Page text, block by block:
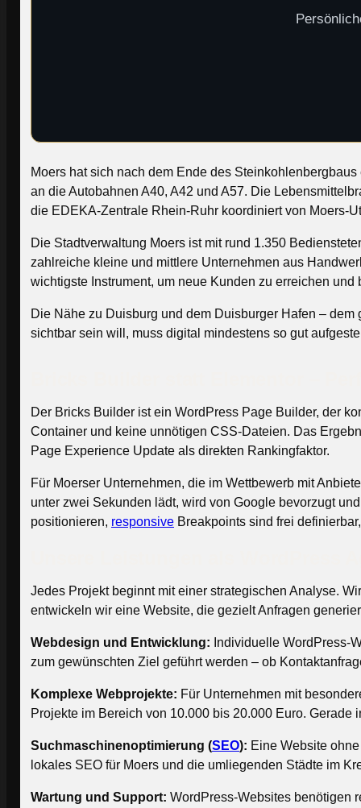
Moers hat sich nach dem Ende des
an die Autobahnen A40, A42 und A57. Die
die EDEKA-Zentrale Rhein-Ruhr koordiniert von Moers-
Die Stadtverwaltung Moers ist mit rund 1.350
zahlreiche kleine und mittlere Unternehmen aus
wichtigste Instrument, um neue Kunden zu erreichen
Die Nähe zu Duisburg und dem Duisburger Hafen –
sichtbar sein will, muss digital mindestens so gut
Der Bricks Builder ist ein WordPress Page Builder, der
Container und keine unnötigen CSS-Dateien. Das
Page Experience Update als direkten Rankingfaktor.
Für Moerser Unternehmen, die im Wettbewerb mit
unter zwei Sekunden lädt, wird von Google bevorzugt
positionieren, responsive Breakpoints sind frei
Jedes Projekt beginnt mit einer strategischen Analyse.
entwickeln wir eine Website, die gezielt Anfragen
Webdesign und Entwicklung: Individuelle WordPress-
zum gewünschten Ziel geführt werden – ob
Komplexe Webprojekte: Für Unternehmen mit
Projekte im Bereich von 10.000 bis 20.000 Euro.
Suchmaschinenoptimierung (SEO): Eine Website
lokales SEO für Moers und die umliegenden Städte im
Wartung und Support: WordPress-Websites benötigen